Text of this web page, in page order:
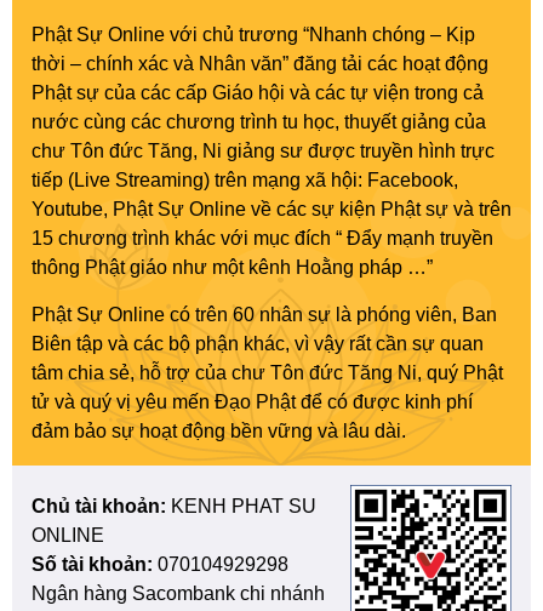
Phật Sự Online với chủ trương “Nhanh chóng – Kịp
thời – chính xác và Nhân văn” đăng tải các hoạt động
Phật sự của các cấp Giáo hội và các tự viện trong cả
nước cùng các chương trình tu học, thuyết giảng của
chư Tôn đức Tăng, Ni giảng sư được truyền hình trực
tiếp (Live Streaming) trên mạng xã hội: Facebook,
Youtube, Phật Sự Online về các sự kiện Phật sự và trên
15 chương trình khác với mục đích “ Đẩy mạnh truyền
thông Phật giáo như một kênh Hoằng pháp …”
Phật Sự Online có trên 60 nhân sự là phóng viên, Ban
Biên tập và các bộ phận khác, vì vậy rất cần sự quan
tâm chia sẻ, hỗ trợ của chư Tôn đức Tăng Ni, quý Phật
tử và quý vị yêu mến Đạo Phật để có được kinh phí
đảm bảo sự hoạt động bền vững và lâu dài.
Chủ tài khoản: KENH PHAT SU
ONLINE
Số tài khoản: 070104929298
Ngân hàng Sacombank chi nhánh